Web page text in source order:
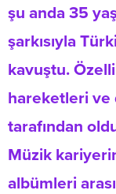
şu anda 35
şarkısıyla
kavuştu.
hareketleri ve
tarafından
Müzik
albümleri